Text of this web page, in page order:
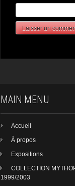
MAIN MENU
Accueil
À propos
Expositions
COLLECTION
1999/2003